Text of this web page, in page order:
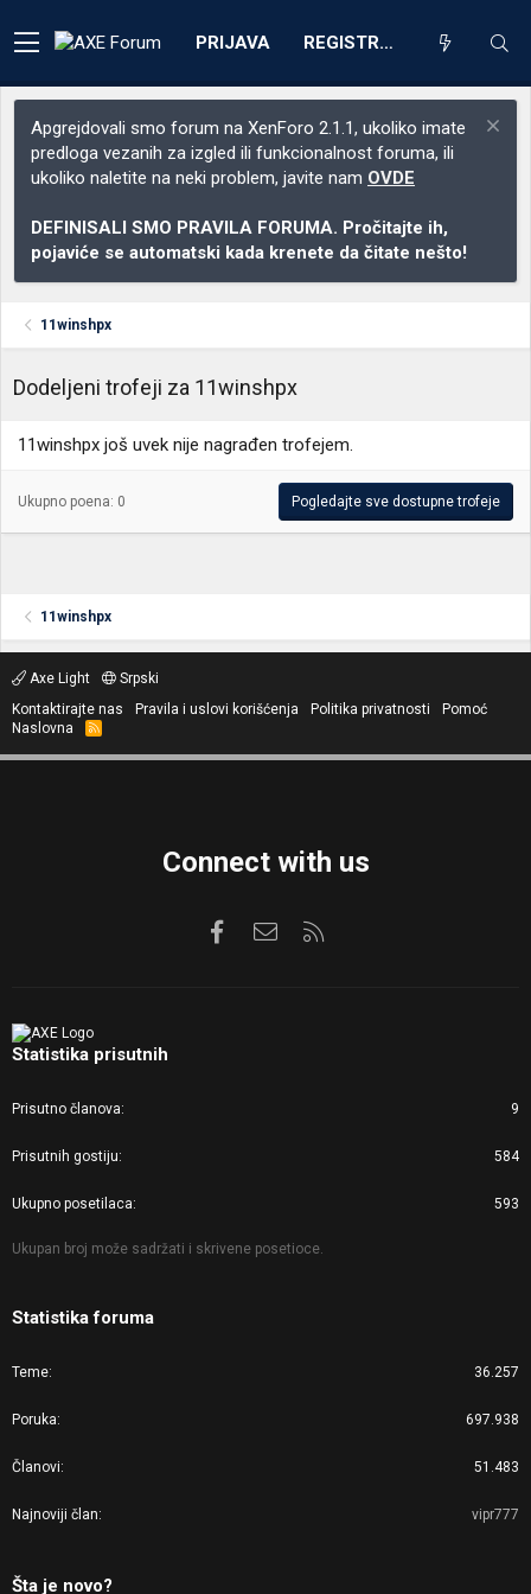
PRIJAVA REGISTRACIJA
Apgrejdovali smo forum na XenForo 2.1.1, ukoliko imate
predloga vezanih za izgled ili funkcionalnost foruma, ili
ukoliko naletite na neki problem, javite nam OVDE
DEFINISALI SMO PRAVILA FORUMA. Pročitajte ih,
pojaviće se automatski kada krenete da čitate nešto!
11winshpx
Dodeljeni trofeji za 11winshpx
11winshpx još uvek nije nagrađen trofejem.
Ukupno poena: 0 Pogledajte sve dostupne trofeje
11winshpx
Axe Light
Srpski
Kontaktirajte nas
Pravila i uslovi korišćenja Politika privatnosti
Pomoć
Naslovna
R
S
Connect with us
FacebookKontaktirajte nas
Statistika prisutnih
Prisutno članova 9
Prisutnih gostiju 584
Ukupno posetilaca 593
Ukupan broj može sadržati i skrivene posetioce.
Statistika foruma
Teme 36.257
Poruka 697.938
Članovi 51.483
Najnoviji član vipr777
Šta je novo?